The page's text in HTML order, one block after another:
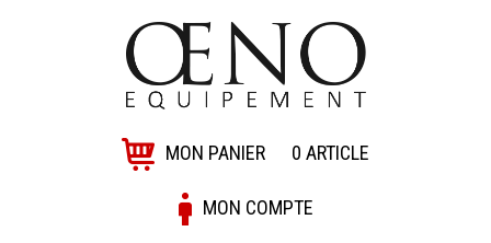
MON PANIER 0 ARTICLE
MON COMPTE